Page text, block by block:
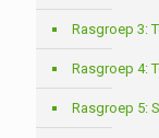
Rasgroep 3:
Rasgroep 4:
Rasgroep 5: